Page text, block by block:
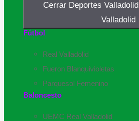
Cerrar Deportes Valladolid
Valladolid
Fútbol
Real Valladolid
Fueron Blanquivioletas
Parquesol Femenino
Baloncesto
UEMC Real Valladolid